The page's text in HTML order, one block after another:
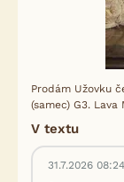
Prodám Užovku
(samec) G3. Lava
V textu
31.7.2026 08:24